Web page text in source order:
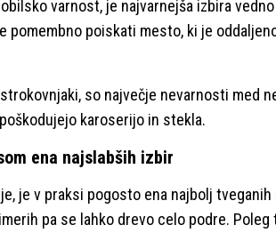
varnost, je najvarnejša izbira
pomembno poiskati mesto, ki je
so največje nevarnosti med
karoserijo in stekla.
ena najslabših izbir
je v praksi pogosto ena najbolj
pa se lahko drevo celo podre.